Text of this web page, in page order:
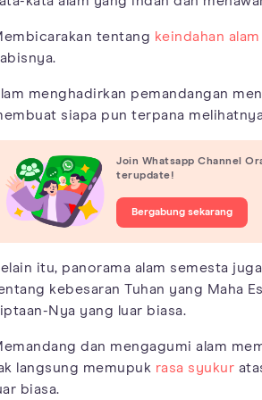
tentang keindahan alam
menghadirkan pemandangan
siapa pun terpana
Join Whatsapp Channel
terupdate!
Bergabung sekarang
itu, panorama alam semesta
kebesaran Tuhan yang Maha
Nya yang luar biasa.
dan mengagumi alam
langsung memupuk rasa syukur
biasa.